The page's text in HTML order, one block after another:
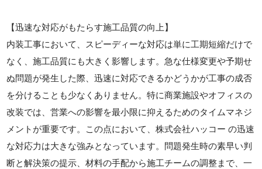
【迅速な対応がもたらす施工品質の向上】
内装工事において、スピーディーな対応は単に工期短縮だけで
なく、施工品質にも大きく影響します。急な仕様変更や予期せ
ぬ問題が発生した際、迅速に対応できるかどうかが工事の成否
を分けることも少なくありません。特に商業施設やオフィスの
改装では、営業への影響を最小限に抑えるためのタイムマネジ
メントが重要です。この点において、株式会社ハッコー の迅速
な対応力は大きな強みとなっています。問題発生時の素早い判
断と解決策の提示、材料の手配から施工チームの調整まで、一